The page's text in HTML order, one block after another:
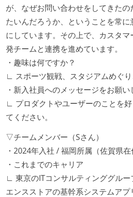
が、なぜお問い合わせをしてきた
たいんだろうか、ということを常に
にしています。その上で、カスタ
発チームと連携を進めています。
・趣味は何ですか？
∟ スポーツ観戦、スタジアムめぐ
・新入社員へのメッセージをお願い
∟ プロダクトやユーザーのことを
てください。
▽チームメンバー（Sさん）
・2024年入社 / 福岡所属（佐賀県在
・これまでのキャリア
∟ 東京のITコンサルティンググル
エンスストアの基幹系システムア